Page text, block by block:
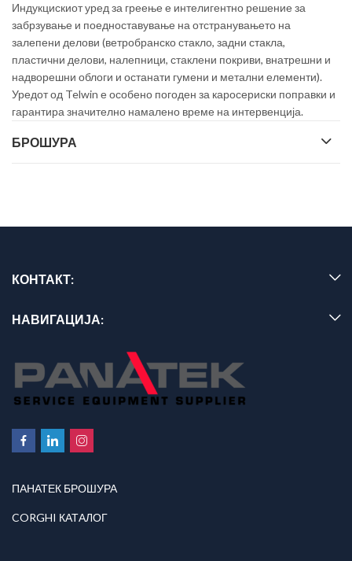
Индукцискиот уред за греење е интелигентно решение за
забрзување и поедноставување на отстранувањето на
залепени делови (ветробранско стакло, задни стакла,
пластични делови, налепници, стаклени покриви, внатрешни и
надворешни облоги и останати гумени и метални елементи).
Уредот од Telwin е особено погоден за каросериски поправки и
гарантира значително намалено време на интервенција.
БРОШУРА
КОНТАКТ:
НАВИГАЦИЈА:
ПАНАТЕК БРОШУРА
CORGHI КАТАЛОГ